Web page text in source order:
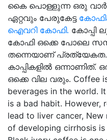
കൈ പൊള്ളുന്ന ഒരു
ഏറ്റവും പേരുകേട്ട
ഐവറി കോഫി. കോപ്പി
കോഫി ഒക്കെ പോലെ
തന്നെയാണ് പ്രത്യേകത.
കാപ്പികളിൽ ഒന്നാണിത്.
ഒക്കെ വില വരും. Coffee
beverages in the world.
is a bad habit. However,
lead to liver cancer,
of developing cirrhosis is